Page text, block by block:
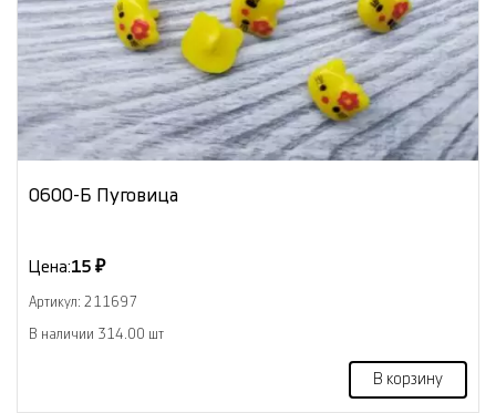
0600-Б Пуговица
Цена:15 ₽
Артикул: 211697
В наличии 314.00 шт
В корзину